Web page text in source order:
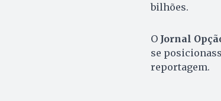
bilhões.
O Jornal
se
reportagem.